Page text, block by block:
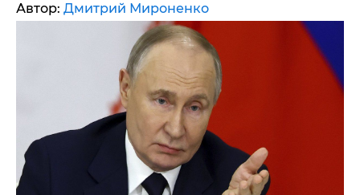
Автор: Дмитрий Мироненко